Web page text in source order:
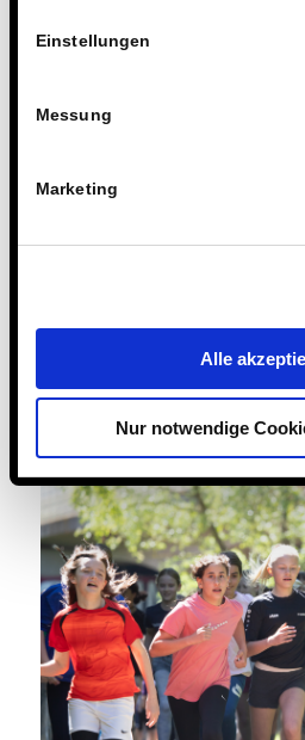
Einstellungen
Messung
Marketing
Alle
Nur notwendige